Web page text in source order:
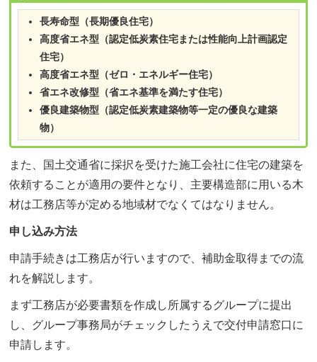
長寿命型（長期優良住宅）
高度省エネ型（認定低炭素住宅または性能向上計画認定
住宅）
高度省エネ型（ゼロ・エネルギー住宅）
省エネ改修型（省エネ基準を満たす住宅）
優良建築物型（認定低炭素建築物等一定の優良な建築
物）
また、国土交通省に採択を受けた施工会社に住宅の建築を
依頼することが適用の要件となり、主要構造部に用いる木
材は工務店等が定める地域材でなくてはなりません。
申し込み方法
申請手続きは工務店が行いますので、補助金取得までの流
れを解説します。
まず工務店が必要書類を作成し所属するグループに提出
し、グループ事務局がチェックしたうえで交付申請窓口に
申請します。